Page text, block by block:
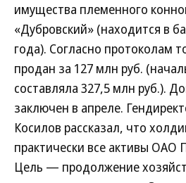
имущества племенного
«Дубровский» (находится в
года). Согласно протоколам
продан за 127 млн руб.
составляла 327,5 млн руб.).
заключен в апреле.
Косилов рассказал, что
практически все активы ОАО
Цель — продолжение